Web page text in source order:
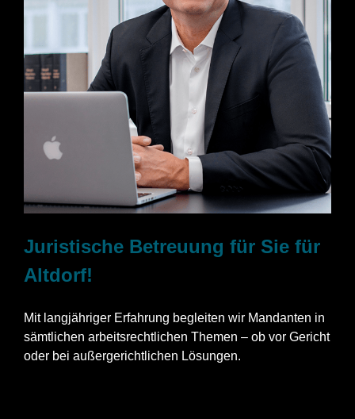
Juristische Betreuung für Sie für
Altdorf!
Mit langjähriger Erfahrung begleiten wir Mandanten in
sämtlichen arbeitsrechtlichen Themen – ob vor Gericht
oder bei außergerichtlichen Lösungen.